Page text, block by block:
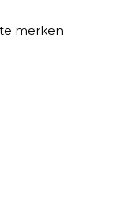
merken